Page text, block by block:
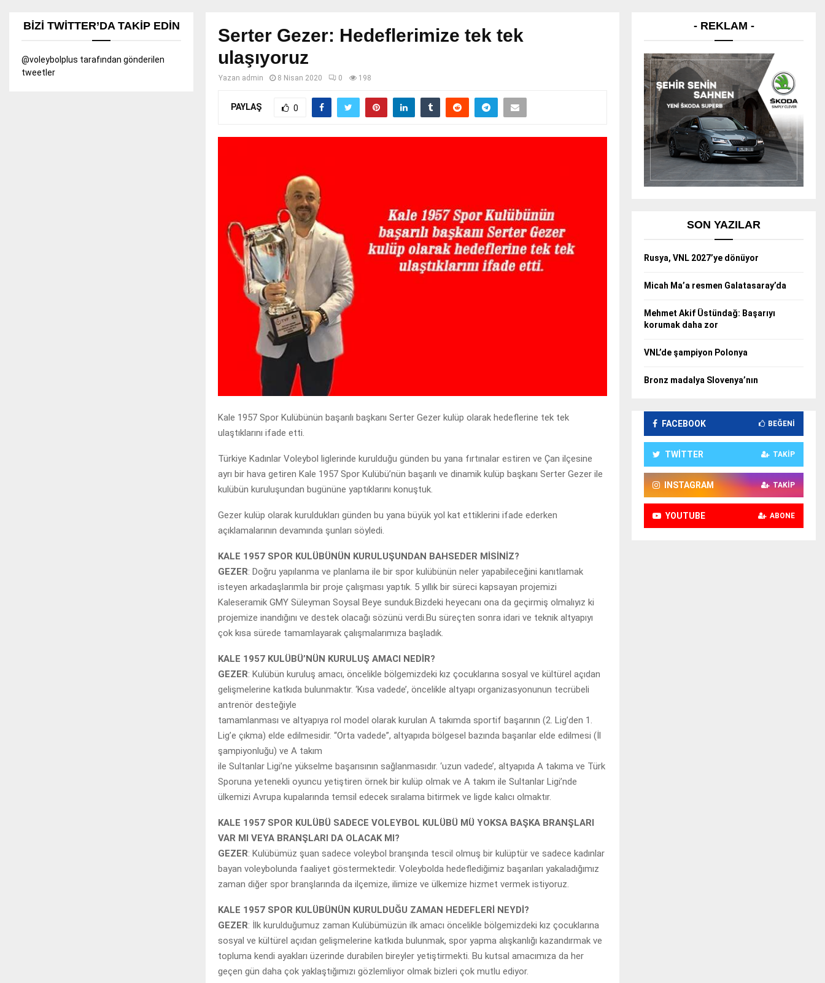
Serter Gezer: Hedeflerimize tek tek
ulaşıyoruz
Yazan admin 8 Nisan 2020 0 198
PAYLAŞ 0
Kale 1957 Spor Kulübünün başarılı başkanı Serter Gezer kulüp olarak hedeflerine tek tek
ulaştıklarını ifade etti.
Türkiye Kadınlar Voleybol liglerinde kurulduğu günden bu yana fırtınalar estiren ve Çan ilçesine
ayrı bir hava getiren Kale 1957 Spor Kulübü’nün başarılı ve dinamik kulüp başkanı Serter Gezer ile
kulübün kuruluşundan bugününe yaptıklarını konuştuk.
Gezer kulüp olarak kuruldukları günden bu yana büyük yol kat ettiklerini ifade ederken
açıklamalarının devamında şunları söyledi.
KALE 1957 SPOR KULÜBÜNÜN KURULUŞUNDAN BAHSEDER MİSİNİZ?
GEZER: Doğru yapılanma ve planlama ile bir spor kulübünün neler yapabileceğini kanıtlamak
isteyen arkadaşlarımla bir proje çalışması yaptık. 5 yıllık bir süreci kapsayan projemizi
Kaleseramik GMY Süleyman Soysal Beye sunduk.Bizdeki heyecanı ona da geçirmiş olmalıyız ki
projemize inandığını ve destek olacağı sözünü verdi.Bu süreçten sonra idari ve teknik altyapıyı
çok kısa sürede tamamlayarak çalışmalarımıza başladık.
KALE 1957 KULÜBÜ’NÜN KURULUŞ AMACI NEDİR?
GEZER: Kulübün kuruluş amacı, öncelikle bölgemizdeki kız çocuklarına sosyal ve kültürel açıdan
gelişmelerine katkıda bulunmaktır. ‘Kısa vadede’, öncelikle altyapı organizasyonunun tecrübeli
antrenör desteğiyle
tamamlanması ve altyapıya rol model olarak kurulan A takımda sportif başarının (2. Lig’den 1.
Lig’e çıkma) elde edilmesidir. “Orta vadede”, altyapıda bölgesel bazında başarılar elde edilmesi (İl
şampiyonluğu) ve A takım
ile Sultanlar Ligi’ne yükselme başarısının sağlanmasıdır. ‘uzun vadede’, altyapıda A takıma ve Türk
Sporuna yetenekli oyuncu yetiştiren örnek bir kulüp olmak ve A takım ile Sultanlar Ligi’nde
ülkemizi Avrupa kupalarında temsil edecek sıralama bitirmek ve ligde kalıcı olmaktır.
KALE 1957 SPOR KULÜBÜ SADECE VOLEYBOL KULÜBÜ MÜ YOKSA BAŞKA BRANŞLARI
VAR MI VEYA BRANŞLARI DA OLACAK MI?
GEZER: Kulübümüz şuan sadece voleybol branşında tescil olmuş bir kulüptür ve sadece kadınlar
bayan voleybolunda faaliyet göstermektedir. Voleybolda hedeflediğimiz başarıları yakaladığımız
zaman diğer spor branşlarında da ilçemize, ilimize ve ülkemize hizmet vermek istiyoruz.
KALE 1957 SPOR KULÜBÜNÜN KURULDUĞU ZAMAN HEDEFLERİ NEYDİ?
GEZER: İlk kurulduğumuz zaman Kulübümüzün ilk amacı öncelikle bölgemizdeki kız çocuklarına
sosyal ve kültürel açıdan gelişmelerine katkıda bulunmak, spor yapma alışkanlığı kazandırmak ve
topluma kendi ayakları üzerinde durabilen bireyler yetiştirmekti. Bu kutsal amacımıza da her
geçen gün daha çok yaklaştığımızı gözlemliyor olmak bizleri çok mutlu ediyor.
BIZI TWITTER’DA TAKIP EDIN
@voleybolplus tarafından gönderilen
tweetler
- REKLAM -
SON YAZILAR
Rusya, VNL 2027’ye dönüyor
Micah Ma’a resmen Galatasaray’da
Mehmet Akif Üstündağ: Başarıyı
korumak daha zor
VNL’de şampiyon Polonya
Bronz madalya Slovenya’nın
FACEBOOK BEĞENI
TWITTER TAKIP
INSTAGRAM TAKIP
YOUTUBE ABONE